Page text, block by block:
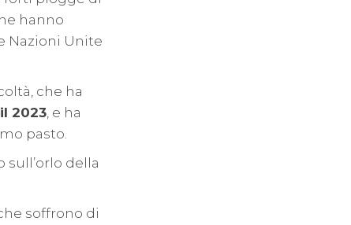
hanno
Nazioni Unite
che ha
2023 , e ha
pasto.
della
soffrono di